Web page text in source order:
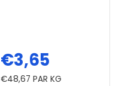
€3,65
€48,67 PAR KG